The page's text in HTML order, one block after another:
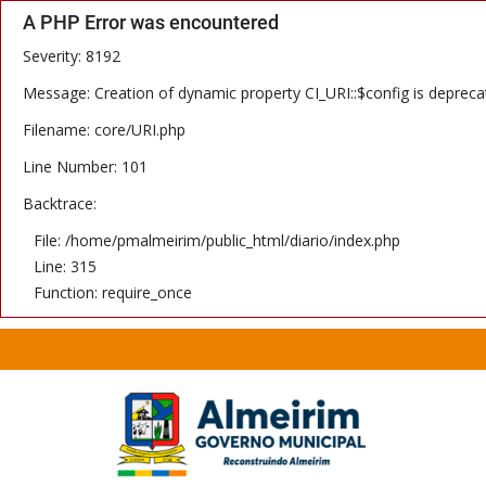
A PHP Error was encountered
Severity: 8192
Message: Creation of dynamic property CI_URI::$config is
Filename: core/URI.php
Line Number: 101
Backtrace:
File: /home/pmalmeirim/public_html/diario/index.php
Line: 315
Function: require_once